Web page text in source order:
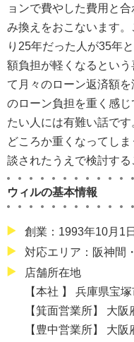
ョンで費やした費用と
み換えをおこないます
り25年だった人が35年
額負担が軽くなるとい
て月々のローン返済額
のローン負担を重く感
たい人には有難い話で
どころか重くなってし
談されたうえで検討する
ウィルの基本情報
創業：1993年10月1日
対応エリア：阪神間
店舗所在地
【本社 】 兵庫県宝
【箕面営業所】 大
【豊中営業所】 大